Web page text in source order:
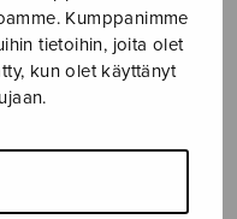
Kumppanimme
tietoihin, joita olet
kun olet käyttänyt